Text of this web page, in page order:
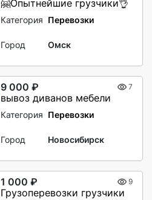
🤗Опытнейшие грузчики👌
Категория Перевозки
Город Омск
9 000 ₽ 7
вывоз диванов мебели
Категория Перевозки
Город Новосибирск
1 000 ₽ 9
Грузоперевозки грузчики